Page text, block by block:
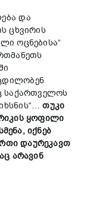
და
ცხვირის
ოცნებისა“
საქართველოს
თუკი
ყოფილი
,იქნებ
დაურეკავთ
არავინ